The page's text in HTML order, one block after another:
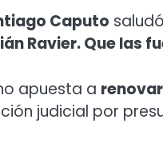
Caputo
Ravier. Que las
apuesta a
judicial por